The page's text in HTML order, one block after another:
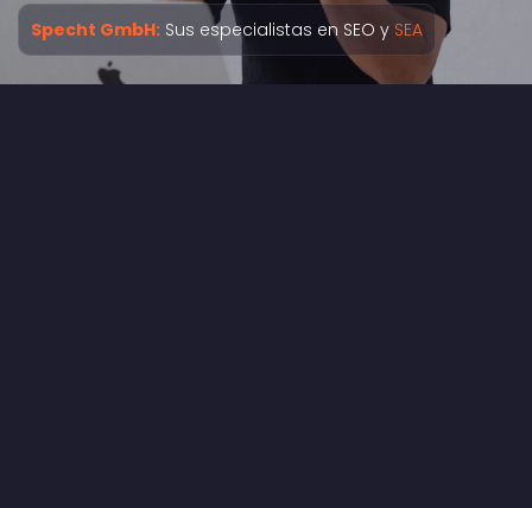
Specht GmbH: Sus especialistas en SEO y SEA